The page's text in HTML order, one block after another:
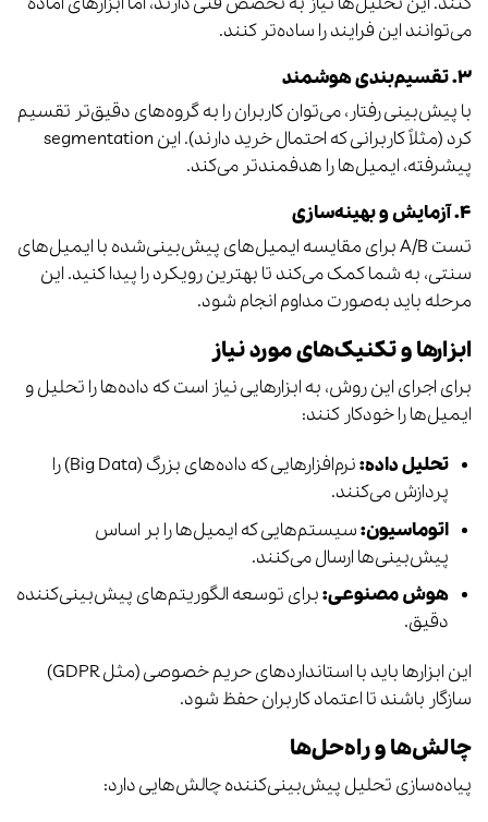
می‌توانند این فرایند را ساده‌تر کنند.
۳. تقسیم‌بندی هوشمند
با پیش‌بینی رفتار، می‌توان کاربران را به گروه‌های دقیق‌تر تقسیم
کرد (مثلاً کاربرانی که احتمال خرید دارند). این segmentation
پیشرفته، ایمیل‌ها را هدفمندتر می‌کند.
۴. آزمایش و بهینه‌سازی
تست A/B برای مقایسه ایمیل‌های پیش‌بینی‌شده با ایمیل‌های
سنتی، به شما کمک می‌کند تا بهترین رویکرد را پیدا کنید. این
مرحله باید به‌صورت مداوم انجام شود.
ابزارها و تکنیک‌های مورد نیاز
برای اجرای این روش، به ابزارهایی نیاز است که داده‌ها را تحلیل و
ایمیل‌ها را خودکار کنند:
تحلیل داده:
نرم‌افزارهایی که داده‌های بزرگ (Big Data) را
پردازش می‌کنند.
اتوماسیون:سیستم‌هایی که ایمیل‌ها را بر اساس
پیش‌بینی‌ها ارسال می‌کنند.
هوش مصنوعی:برای توسعه الگوریتم‌های پیش‌بینی‌کننده
دقیق.
این ابزارها باید با استانداردهای حریم خصوصی (مثل GDPR)
سازگار باشند تا اعتماد کاربران حفظ شود.
چالش‌ها و راه‌حل‌ها
پیاده‌سازی تحلیل پیش‌بینی‌کننده چالش‌هایی دارد: